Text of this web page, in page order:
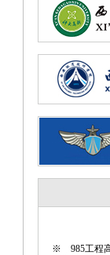
※ 985工程